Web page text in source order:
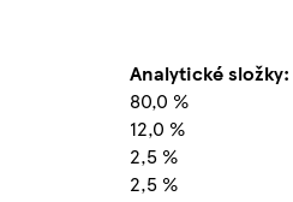
Analytické složky:
80,0 %
12,0 %
2,5 %
2,5 %